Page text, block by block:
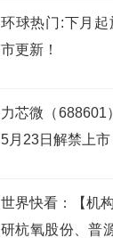
环球热门:下月
市更新！
力芯微（688601
5月23日解禁上
世界快看：【机
研杭氧股份、普